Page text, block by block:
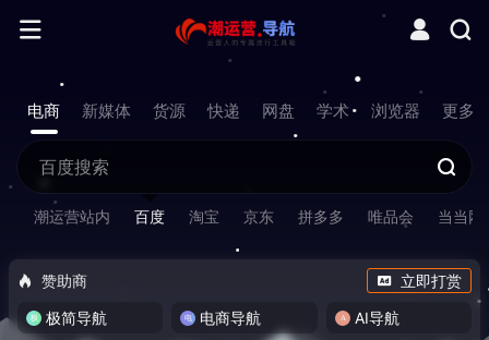
电商 新媒体 货源 快递 网盘 学术 浏览器 更多
潮运营站内 百度 淘宝 京东 拼多多 唯品会 当当网
赞助商
立即打赏
极简导航
电商导航 AI导航